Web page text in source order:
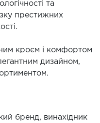
та
престижних
кроєм і комфортом
дизайном,
бренд, винахідник